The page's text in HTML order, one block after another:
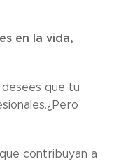
en la vida,
que tu
contribuyan a